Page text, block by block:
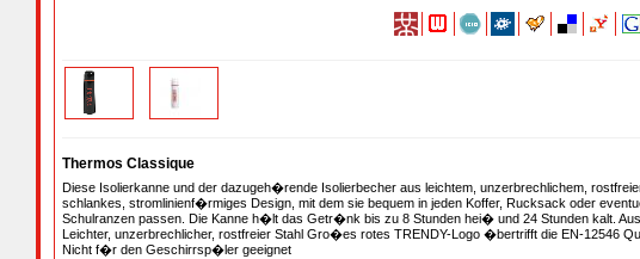
Thermos Classique
Diese Isolierkanne und der dazugeh�rende Isolierbecher aus leichtem, unzerbrechlichem,
schlankes, stromlinienf�rmiges Design, mit dem sie bequem in jeden Koffer, Rucksack oder
Schulranzen passen. Die Kanne h�lt das Getr�nk bis zu 8 Stunden hei� und 24 Stunden kalt.
Leichter, unzerbrechlicher, rostfreier Stahl Gro�es rotes TRENDY-Logo �bertrifft die EN-12546
Nicht f�r den Geschirrsp�ler geeignet